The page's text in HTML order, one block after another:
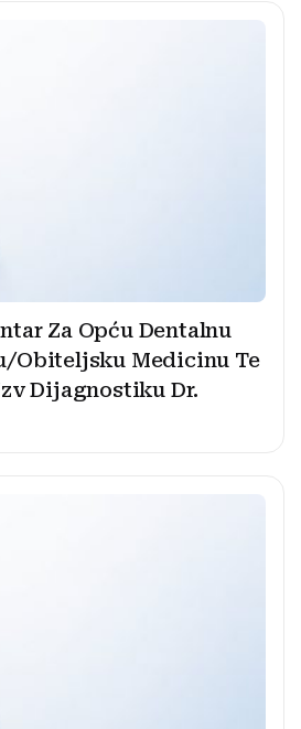
Za Opću Dentalnu
Obiteljsku Medicinu Te
Dijagnostiku Dr.